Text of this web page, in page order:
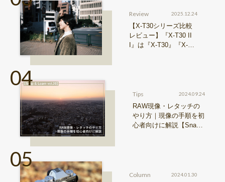
Review 2025.12.24
【X-T30シリーズ比較
レビュー】『X-T30 II
I』は『X-T30』『X-T3
Tips 2024.09.24
RAW現像・レタッチの
やり方｜現像の手順を初
心者向けに解説【Snap
Column 2024.01.30